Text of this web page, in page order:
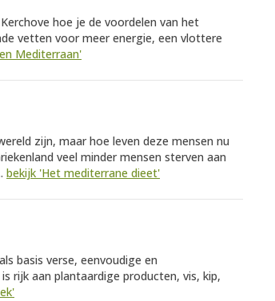
hoe je de voordelen van het
vetten voor meer energie, een vlottere
Mediterraan'
zijn, maar hoe leven deze mensen nu
veel minder mensen sterven aan
bekijk 'Het mediterrane dieet'
basis verse, eenvoudige en
rijk aan plantaardige producten, vis, kip,